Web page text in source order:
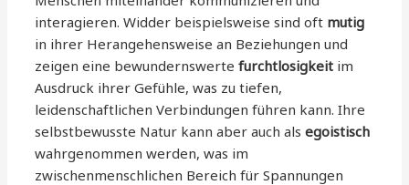
interagieren. Widder beispielsweise sind oft mutig
in ihrer Herangehensweise an Beziehungen und
zeigen eine bewundernswertefurchtlosigkeit im
Ausdruck ihrer Gefühle, was zu tiefen,
leidenschaftlichen Verbindungen führen kann. Ihre
selbstbewusste Natur kann aber auch alsegoistisch
wahrgenommen werden, was im
zwischenmenschlichen Bereich für Spannungen